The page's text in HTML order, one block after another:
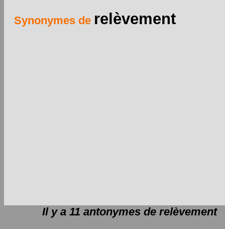
Synonymes de relèvement
Il y a 11 antonymes de relèvement